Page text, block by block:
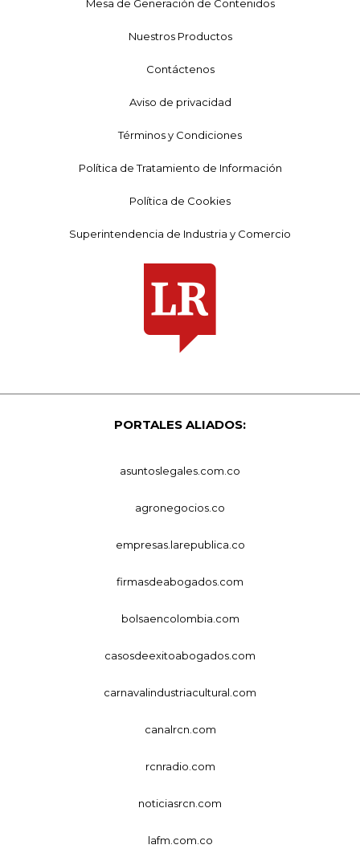
Mesa de Generación de Contenidos
Nuestros Productos
Contáctenos
Aviso de privacidad
Términos y Condiciones
Política de Tratamiento de Información
Política de Cookies
Superintendencia de Industria y Comercio
PORTALES ALIADOS:
asuntoslegales.com.co
agronegocios.co
empresas.larepublica.co
firmasdeabogados.com
bolsaencolombia.com
casosdeexitoabogados.com
carnavalindustriacultural.com
canalrcn.com
rcnradio.com
noticiasrcn.com
lafm.com.co